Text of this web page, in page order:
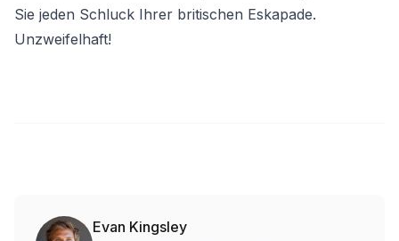
Sie jeden Schluck Ihrer britischen Eskapade.
Unzweifelhaft!
Evan Kingsley